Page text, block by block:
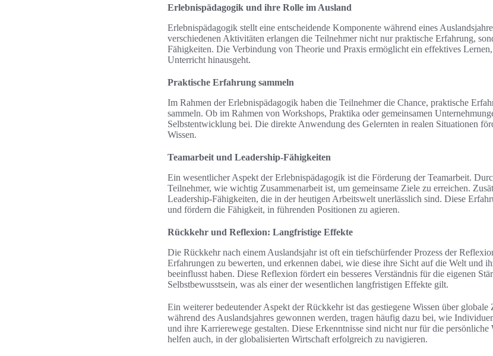
Erlebnispädagogik und ihre Rolle im Ausland
Erlebnispädagogik stellt eine entscheidende Komponente während eines
verschiedenen Aktivitäten erlangen die Teilnehmer nicht nur praktische Erfahrung,
Fähigkeiten. Die Verbindung von Theorie und Praxis ermöglicht ein effektives
Unterricht hinausgeht.
Praktische Erfahrung sammeln
Im Rahmen der Erlebnispädagogik haben die Teilnehmer die Chance, praktische
sammeln. Ob im Rahmen von Workshops, Praktika oder gemeinsamen
Selbstentwicklung bei. Die direkte Anwendung des Gelernten in realen Situationen
Wissen.
Teamarbeit und Leadership-Fähigkeiten
Ein wesentlicher Aspekt der Erlebnispädagogik ist die Förderung der Teamarbeit.
Teilnehmer, wie wichtig Zusammenarbeit ist, um gemeinsame Ziele zu erreichen.
Leadership-Fähigkeiten, die in der heutigen Arbeitswelt unerlässlich sind. Diese
und fördern die Fähigkeit, in führenden Positionen zu agieren.
Rückkehr und Reflexion: Langfristige Effekte
Die Rückkehr nach einem Auslandsjahr ist oft ein tiefschürfender Prozess der
Erfahrungen zu bewerten, und erkennen dabei, wie diese ihre Sicht auf die Welt und
beeinflusst haben. Diese Reflexion fördert ein besseres Verständnis für die eigenen
Selbstbewusstsein, was als einer der wesentlichen langfristigen Effekte gilt.
Ein weiterer bedeutender Aspekt der Rückkehr ist das gestiegene Wissen über
während des Auslandsjahres gewonnen werden, tragen häufig dazu bei, wie
und ihre Karrierewege gestalten. Diese Erkenntnisse sind nicht nur für die
helfen auch, in der globalisierten Wirtschaft erfolgreich zu navigieren.